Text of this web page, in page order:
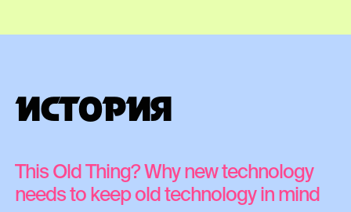
ИСТОРИЯ
This Old Thing? Why new technology
needs to keep old technology in mind